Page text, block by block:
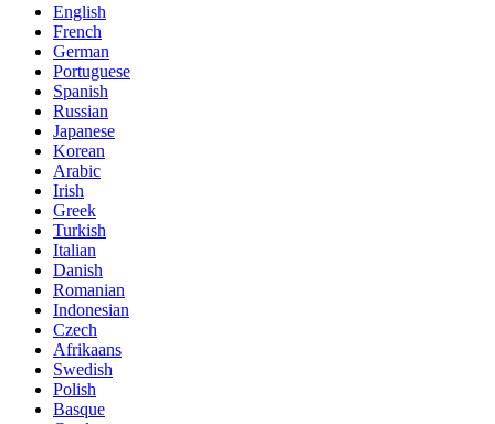
English
French
German
Portuguese
Spanish
Russian
Japanese
Korean
Arabic
Irish
Greek
Turkish
Italian
Danish
Romanian
Indonesian
Czech
Afrikaans
Swedish
Polish
Basque